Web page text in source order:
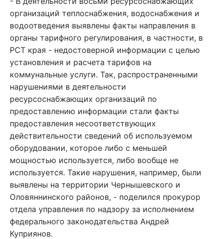
организаций теплоснабжения, водоснабжения и
водоотведения выявлены факты направления в
органы тарифного регулирования, в частности, в
РСТ края - недостоверной информации с целью
установления и расчета тарифов на
коммунальные услуги. Так, распространенными
нарушениями в деятельности
ресурсоснабжающих организаций по
предоставлению информации стали факты
предоставления несоответствующих
действительности сведений об используемом
оборудовании, которое либо с меньшей
мощностью используется, либо вообще не
используется. Такие нарушения, например, были
выявлены на территории Чернышевского и
Оловяннинского районов, - поделился прокурор
отдела управления по надзору за исполнением
федерального законодательства Андрей
Куприянов.